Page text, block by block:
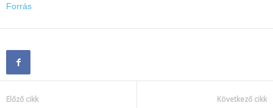
Forrás
Előző cikk Következő cikk